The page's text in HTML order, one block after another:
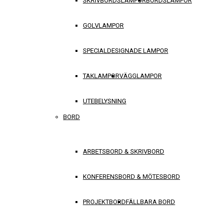
GOLVLAMPOR
SPECIALDESIGNADE LAMPOR
TAKLAMPORVÄGGLAMPOR
UTEBELYSNING
BORD
ARBETSBORD & SKRIVBORD
KONFERENSBORD & MÖTESBORD
PROJEKTBORDFÄLLBARA BORD